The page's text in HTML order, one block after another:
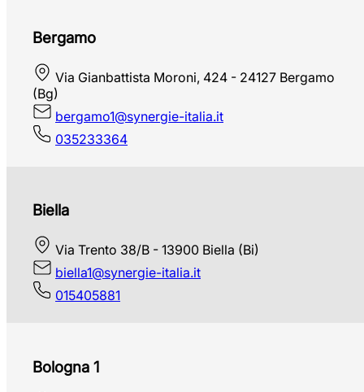
Bergamo
Via Gianbattista Moroni, 424 - 24127 Bergamo
(Bg)
bergamo1@synergie-italia.it
035233364
Biella
Via Trento 38/B - 13900 Biella (Bi)
biella1@synergie-italia.it
015405881
Bologna 1